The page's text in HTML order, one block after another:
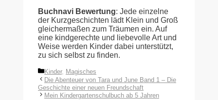
Buchnavi Bewertung: Jede einzelne
der Kurzgeschichten lädt Klein und Groß
gleichermaßen zum Träumen ein. Auf
eine kindgerechte und liebevolle Art und
Weise werden Kinder dabei unterstützt,
zu sich selbst zu finden.
Kategorien
Kinder, Magisches
Die Abenteuer von Tara und June Band 1 – Die
Geschichte einer neuen Freundschaft
Mein Kindergartenschulbuch ab 5 Jahren